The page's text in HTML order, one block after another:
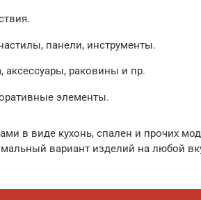
панели, инструменты.
раковины и пр.
элементы.
в виде кухонь, спален и прочих
вариант изделий на любой